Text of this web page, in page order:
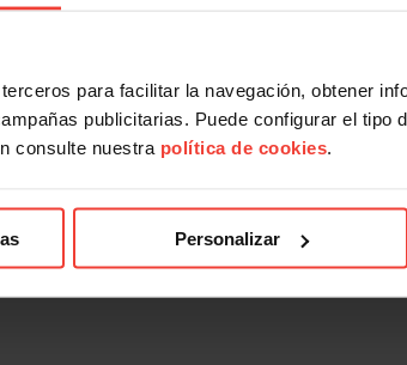
para facilitar la navegación, obtener
publicitarias. Puede configurar el tipo
consulte nuestra política de cookies.
Personalizar